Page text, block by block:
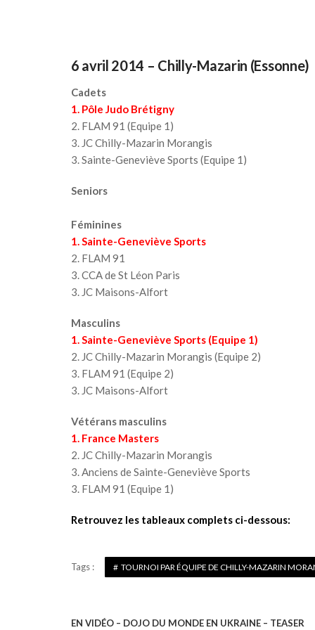
6 avril 2014 – Chilly-Mazarin (Essonne)
Cadets
1. Pôle Judo Brétigny
2. FLAM 91 (Equipe 1)
3. JC Chilly-Mazarin Morangis
3. Sainte-Geneviève Sports (Equipe 1)
Seniors
Féminines
1. Sainte-Geneviève Sports
2. FLAM 91
3. CCA de St Léon Paris
3. JC Maisons-Alfort
Masculins
1. Sainte-Geneviève Sports (Equipe 1)
2. JC Chilly-Mazarin Morangis (Equipe 2)
3. FLAM 91 (Equipe 2)
3. JC Maisons-Alfort
Vétérans masculins
1. France Masters
2. JC Chilly-Mazarin Morangis
3. Anciens de Sainte-Geneviève Sports
3. FLAM 91 (Equipe 1)
Retrouvez les tableaux complets ci-dessous:
Tags : TOURNOI PAR ÉQUIPE DE CHILLY-MAZARIN
EN VIDÉO – DOJO DU MONDE EN UKRAINE – TEASER